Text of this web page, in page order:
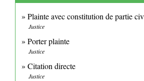
Plainte avec constitution de partie
Justice
Porter plainte
Justice
Citation directe
Justice